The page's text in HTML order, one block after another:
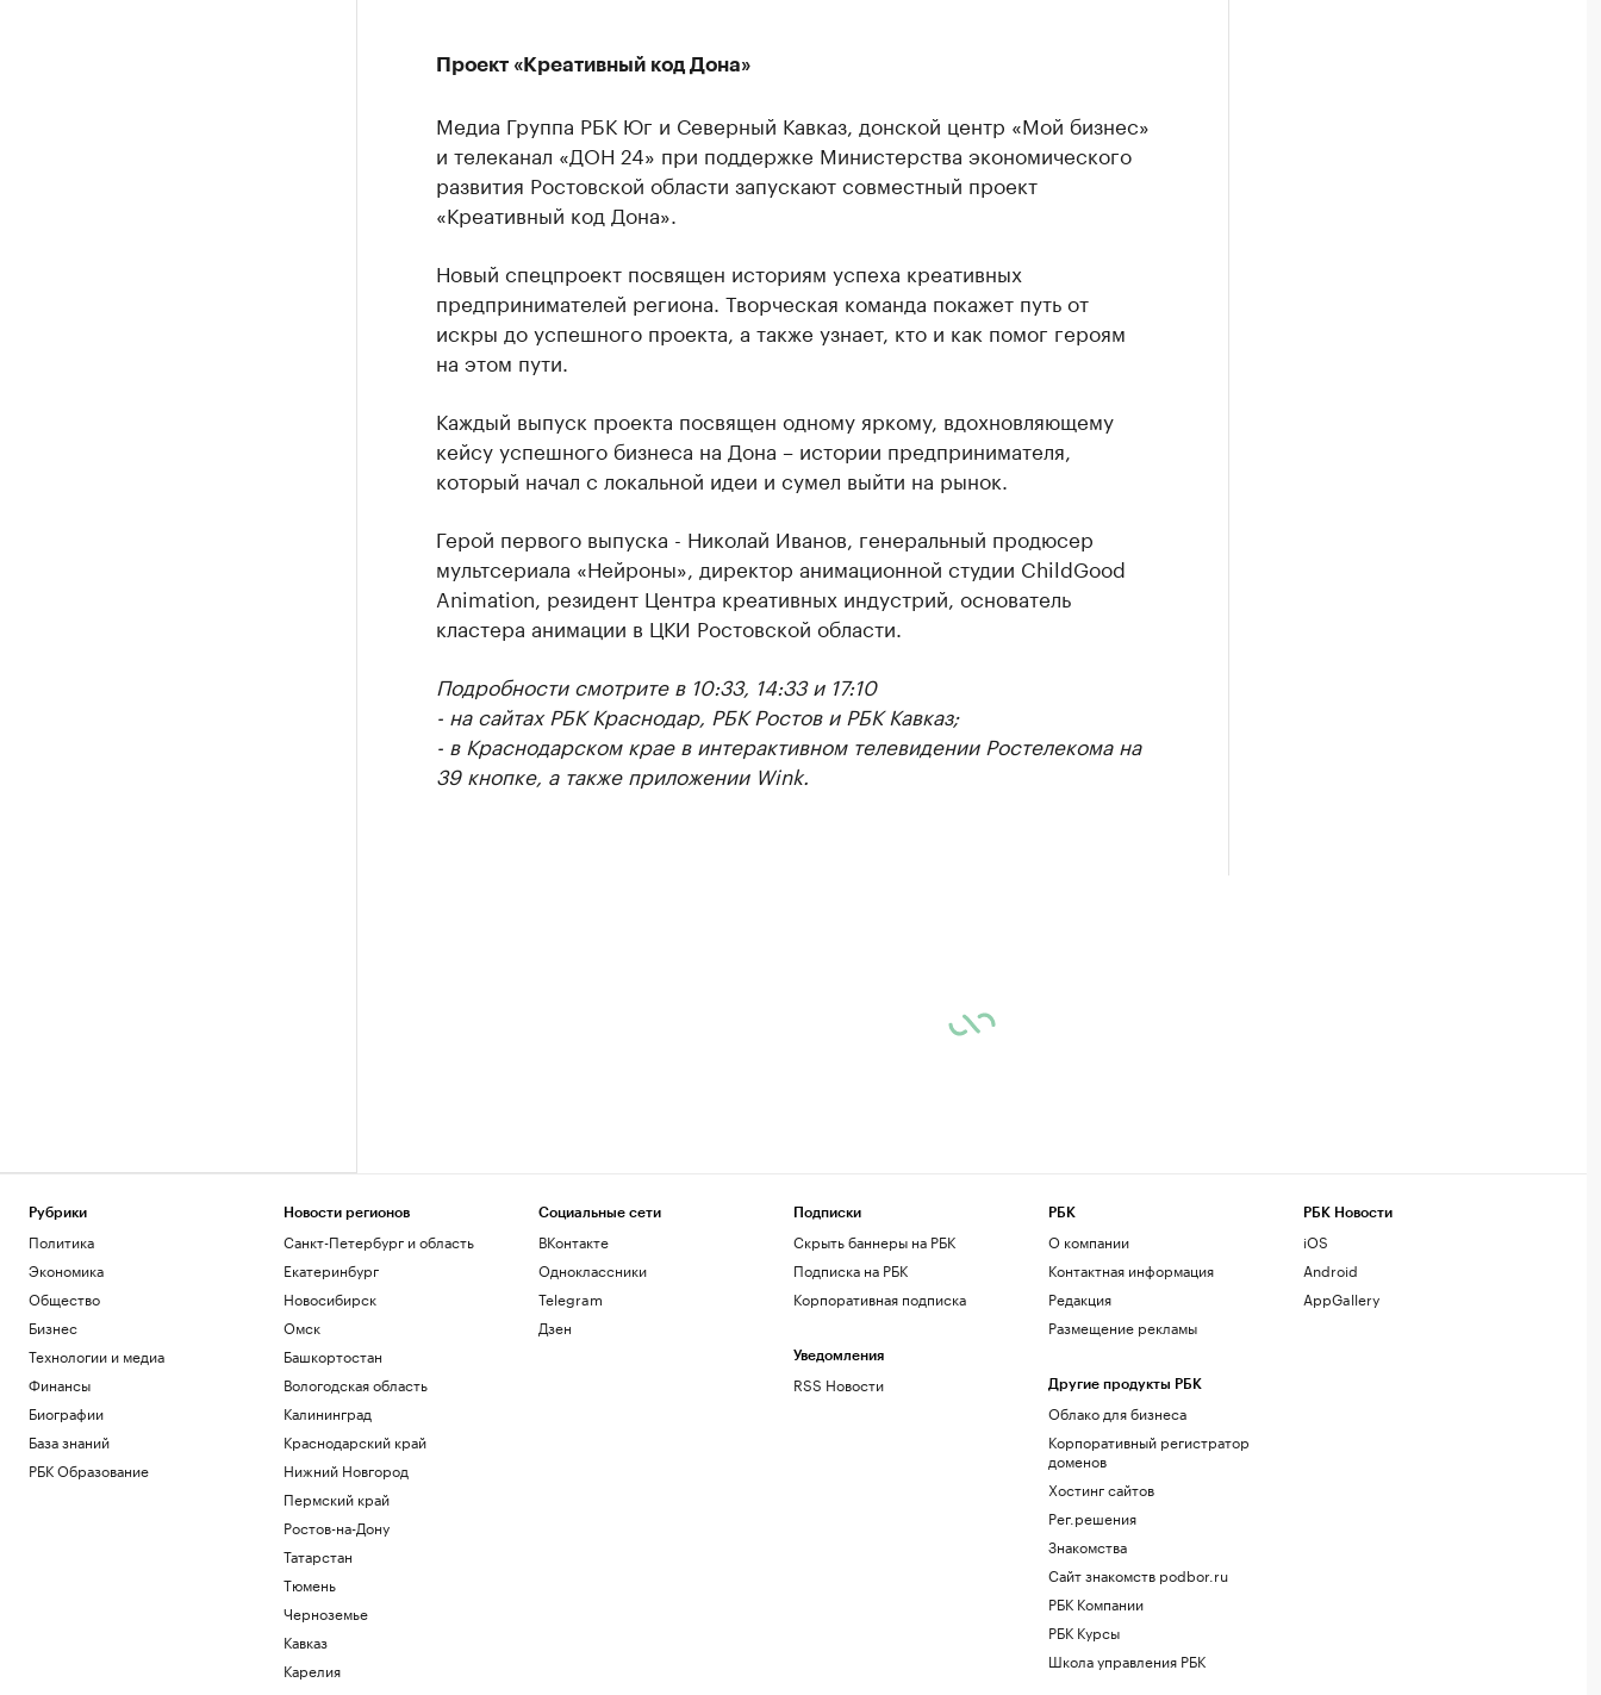
Проект «Креативный код Дона»
Медиа Группа РБК Юг и Северный Кавказ, донской центр «Мой бизнес»
и телеканал «ДОН 24» при поддержке Министерства экономического
развития Ростовской области запускают совместный проект
«Креативный код Дона».
Новый спецпроект посвящен историям успеха креативных
предпринимателей региона. Творческая команда покажет путь от
искры до успешного проекта, а также узнает, кто и как помог героям
на этом пути.
Каждый выпуск проекта посвящен одному яркому, вдохновляющему
кейсу успешного бизнеса на Дона – истории предпринимателя,
который начал с локальной идеи и сумел выйти на рынок.
Герой первого выпуска - Николай Иванов, генеральный продюсер
мультсериала «Нейроны», директор анимационной студии ChildGood
Animation, резидент Центра креативных индустрий, основатель
кластера анимации в ЦКИ Ростовской области.
Подробности смотрите в 10:33, 14:33 и 17:10
- на сайтах РБК Краснодар, РБК Ростов и РБК Кавказ;
- в Краснодарском крае в интерактивном телевидении Ростелекома на
39 кнопке, а также приложении Wink.
Рубрики
Политика
Экономика
Общество
Бизнес
Технологии и медиа
Финансы
Биографии
База знаний
РБК Образование
Новости регионов
Санкт-Петербург и область
Екатеринбург
Новосибирск
Омск
Башкортостан
Вологодская область
Калининград
Краснодарский край
Нижний Новгород
Пермский край
Ростов-на-Дону
Татарстан
Тюмень
Черноземье
Кавказ
Карелия
Социальные сети
ВКонтакте
Одноклассники
Telegram
Дзен
Подписки
Скрыть баннеры на РБК
Подписка на РБК
Корпоративная подписка
Уведомления
RSS Новости
РБК
О компании
Контактная информация
Редакция
Размещение рекламы
Другие продукты РБК
Облако для бизнеса
Корпоративный регистратор
доменов
Хостинг сайтов
Рег.решения
Знакомства
Сайт знакомств podbor.ru
РБК Компании
РБК Курсы
Школа управления РБК
РБК Новости
iOS
Android
AppGallery